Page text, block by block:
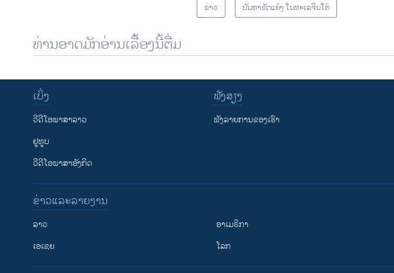
ຂ່າວ
ບັນຫາຂັດແຍ້ງ ໃນທະເລຈີນໃຕ້
ທ່ານອາດມັກອ່ານເລື້ອງນີ້ຕື່ມ
ເບິ່ງ
ວີດີໂອພາສາລາວ
ຢູທູບ
ວີດີໂອພາສາອັງກິດ
ຟັງສຽງ
ຟັງລາຍການຂອງເຮົາ
ຂ່າວແລະລາຍງານ
ລາວ
ເອເຊຍ
ອາເມຣິກາ
ໂລກ